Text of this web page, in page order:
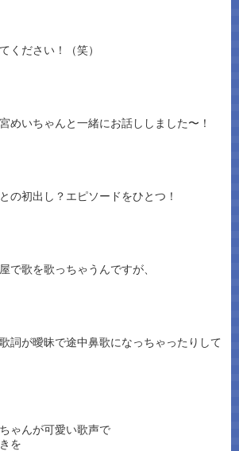
ください！（笑）
めいちゃんと一緒にお話ししました〜！
の初出し？エピソードをひとつ！
で歌を歌っちゃうんですが、
詞が曖昧で途中鼻歌になっちゃったりして
ゃんが可愛い歌声で
を